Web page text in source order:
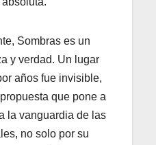
Sombras es un
y verdad. Un lugar
años fue invisible,
que pone a
la vanguardia de las
no solo por su